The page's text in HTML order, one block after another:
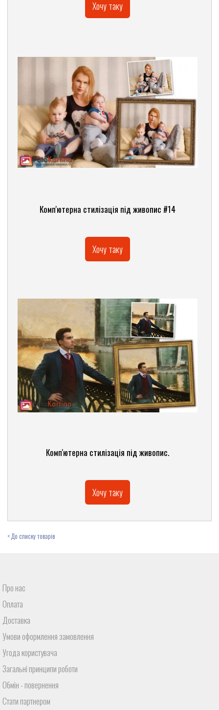
Хочу таку
Комп'ютерна стилізація під живопис #14
Хочу таку
Комп'ютерна стилізація під живопис.
Хочу таку
< До списку товарів
Про нас
Оплата
Доставка
Умови оформлення замовлення
Угода користувача
Загальні принципи роботи
Обмін - повернення
Стати партнером